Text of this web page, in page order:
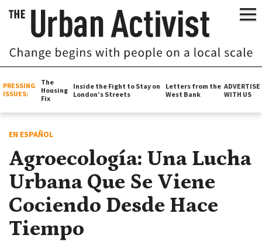
PRESSING
ISSUES:
The
Housing
Fix
Inside the Fight to Stay on
London’s Streets
Letters from the
West Bank
ADVERTISE
WITH US
EN ESPAÑOL
Agroecología: Una Lucha
Urbana Que Se Viene
Cociendo Desde Hace
Tiempo